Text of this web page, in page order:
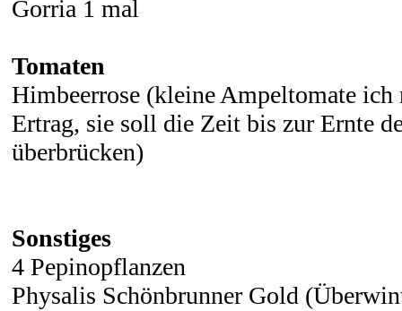
Gorria 1 mal
Tomaten
Himbeerrose (kleine Ampeltomate
Ertrag, sie soll die Zeit bis zur Ernte
überbrücken)
Sonstiges
4 Pepinopflanzen
Physalis Schönbrunner Gold